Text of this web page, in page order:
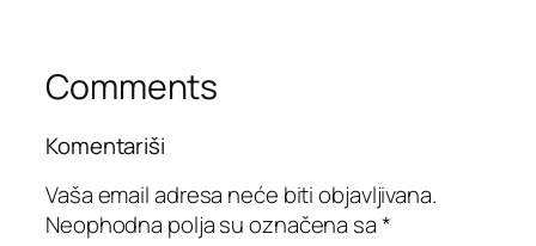
Comments
Komentariši
Vaša email adresa neće biti objavljivana.
Neophodna polja su označena sa*